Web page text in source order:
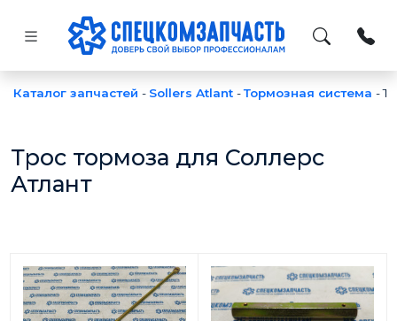
Каталог запчастей - Sollers Atlant -Тормозная система -
Трос тормоза для Соллерс
Атлант